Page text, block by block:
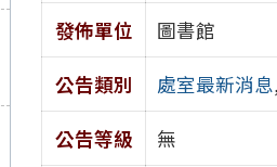
發佈單位
圖書館
公告類別
處室最新消息,
公告等級
無